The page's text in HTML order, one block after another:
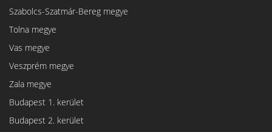
Szabolcs-Szatmár-Bereg megye
Tolna megye
Vas megye
Veszprém megye
Zala megye
Budapest 1. kerület
Budapest 2. kerület